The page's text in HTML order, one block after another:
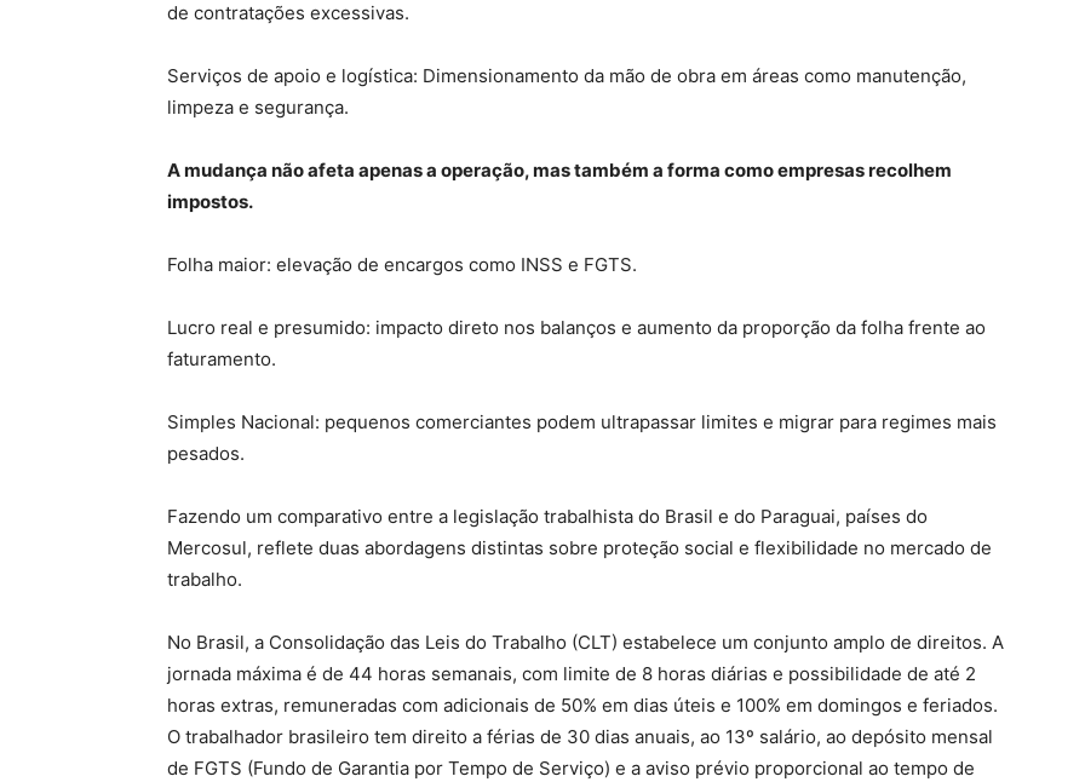
de contratações excessivas.
Serviços de apoio e logística: Dimensionamento da mão de obra em áreas como manutenção,
limpeza e segurança.
A mudança não afeta apenas a operação, mas também a forma como empresas recolhem
impostos.
Folha maior: elevação de encargos como INSS e FGTS.
Lucro real e presumido: impacto direto nos balanços e aumento da proporção da folha frente ao
faturamento.
Simples Nacional: pequenos comerciantes podem ultrapassar limites e migrar para regimes mais
pesados.
Fazendo um comparativo entre a legislação trabalhista do Brasil e do Paraguai, países do
Mercosul, reflete duas abordagens distintas sobre proteção social e flexibilidade no mercado de
trabalho.
No Brasil, a Consolidação das Leis do Trabalho (CLT) estabelece um conjunto amplo de direitos. A
jornada máxima é de 44 horas semanais, com limite de 8 horas diárias e possibilidade de até 2
horas extras, remuneradas com adicionais de 50% em dias úteis e 100% em domingos e feriados.
O trabalhador brasileiro tem direito a férias de 30 dias anuais, ao 13º salário, ao depósito mensal
de FGTS (Fundo de Garantia por Tempo de Serviço) e a aviso prévio proporcional ao tempo de